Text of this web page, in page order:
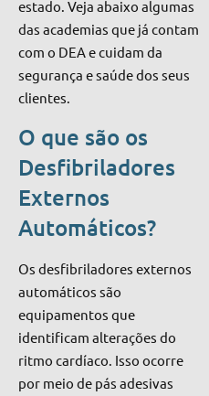
estado. Veja abaixo algumas
das academias que já contam
com o DEA e cuidam da
segurança e saúde dos seus
clientes.
O que são os
Desfibriladores
Externos
Automáticos?
Os desfibriladores externos
automáticos são
equipamentos que
identificam alterações do
ritmo cardíaco. Isso ocorre
por meio de pás adesivas